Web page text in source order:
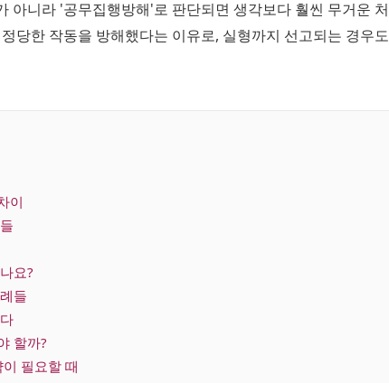
아니라 '공무집행방해'로 판단되면 생각보다 훨씬 무거운
당한 작동을 방해했다는 이유로, 실형까지 선고되는 경우
이
요?
들
할까?
필요할 때